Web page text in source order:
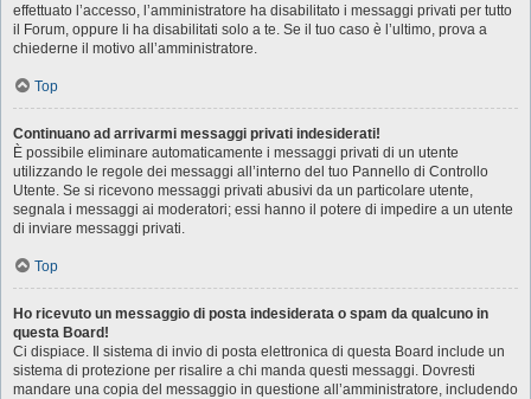
effettuato l’accesso, l’amministratore ha disabilitato i messaggi privati per tutto
il Forum, oppure li ha disabilitati solo a te. Se il tuo caso è l’ultimo, prova a
chiederne il motivo all’amministratore.
Top
Continuano ad arrivarmi messaggi privati indesiderati!
È possibile eliminare automaticamente i messaggi privati ​​di un utente
utilizzando le regole dei messaggi all’interno del tuo Pannello di Controllo
Utente. Se si ricevono messaggi privati ​​abusivi da un particolare utente,
segnala i messaggi ai moderatori; essi hanno il potere di impedire a un utente
di inviare messaggi privati​​.
Top
Ho ricevuto un messaggio di posta indesiderata o spam da qualcuno in
questa Board!
Ci dispiace. Il sistema di invio di posta elettronica di questa Board include un
sistema di protezione per risalire a chi manda questi messaggi. Dovresti
mandare una copia del messaggio in questione all’amministratore, includendo